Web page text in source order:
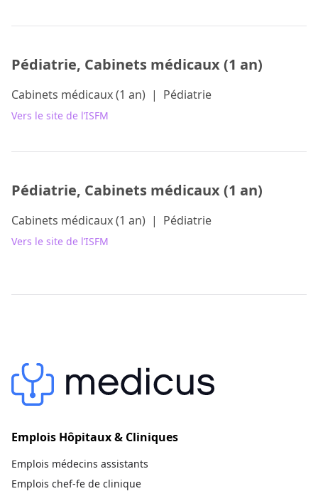
Pédiatrie, Cabinets médicaux (1 an)
Cabinets médicaux (1 an) | Pédiatrie
Vers le site de l’ISFM
Pédiatrie, Cabinets médicaux (1 an)
Cabinets médicaux (1 an) | Pédiatrie
Vers le site de l’ISFM
Emplois Hôpitaux & Cliniques
Emplois médecins assistants
Emplois chef-fe de clinique